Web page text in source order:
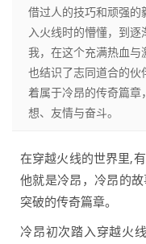
借过人的技巧和顽强的
入火线时的懵懂，到
我，在这个充满热血与
也结识了志同道合的伙
着属于冷昂的传奇篇
想、友情与奋斗。
在穿越火线的世界里,
他就是冷昂，冷昂的
突破的传奇篇章。
冷昂初次踏入穿越火